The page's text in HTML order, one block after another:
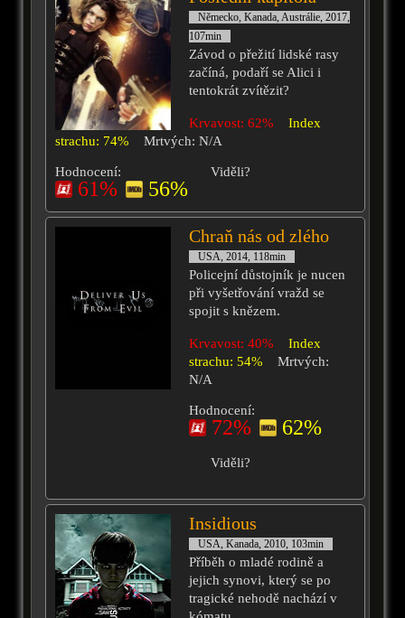
Německo, Kanada, Austrálie, 2017,
107min
Závod o přežití lidské rasy
začíná, podaří se Alici i
tentokrát zvítězit?
Krvavost: 62%
Index
strachu: 74%
Mrtvých: N/A
Hodnocení:
61% 56%
Viděli?
Chraň nás od zlého
USA, 2014, 118min
Policejní důstojník je nucen
při vyšetřování vražd se
spojit s knězem.
Krvavost: 40%
Index
strachu: 54%
Mrtvých:
N/A
Hodnocení:
72% 62%
Viděli?
Insidious
USA, Kanada, 2010, 103min
Příběh o mladé rodině a
jejich synovi, který se po
tragické nehodě nachází v